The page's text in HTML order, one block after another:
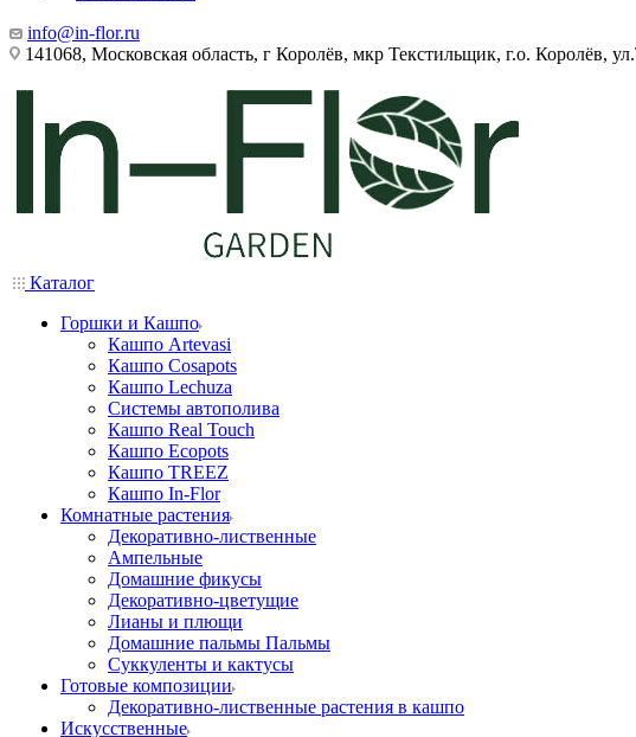
info@in-flor.ru
141068, Московская область, г Королёв, мкр Текстильщик, г.о. Королёв,
Каталог
Горшки и Кашпо
Кашпо Artevasi
Кашпо Cosapots
Кашпо Lechuza
Системы автополива
Кашпо Real Touch
Кашпо Ecopots
Кашпо TREEZ
Кашпо In-Flor
Комнатные растения
Декоративно-лиственные
Ампельные
Домашние фикусы
Декоративно-цветущие
Лианы и плющи
Домашние пальмы Пальмы
Суккуленты и кактусы
Готовые композиции
Декоративно-лиственные растения в кашпо
Искусственные